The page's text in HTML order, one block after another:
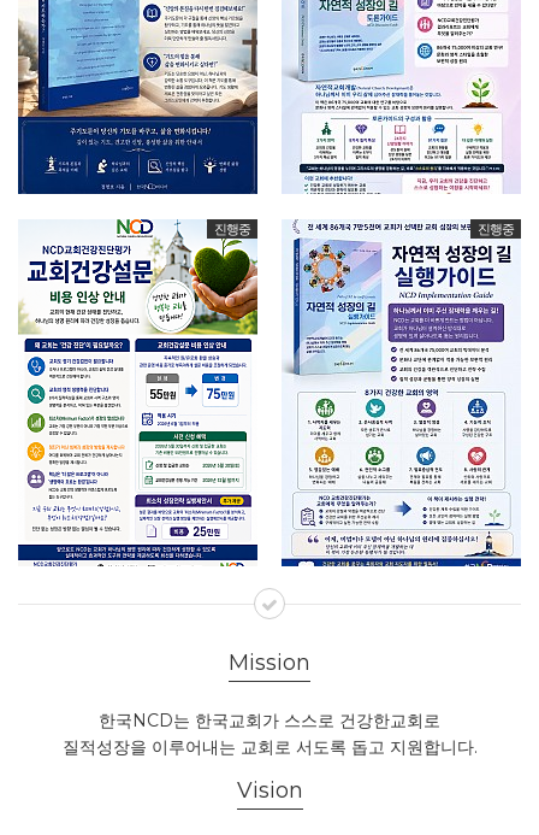
진행중 진행중
Mission
한국NCD는 한국교회가 스스로 건강한교회로
질적성장을 이루어내는 교회로 서도록 돕고 지원합니다.
Vision